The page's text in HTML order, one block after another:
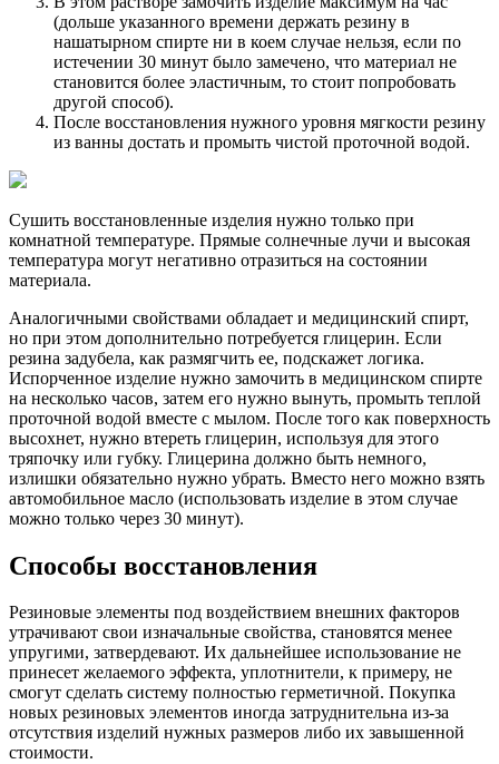
(дольше указанного времени держать резину в
нашатырном спирте ни в коем случае нельзя, если по
истечении 30 минут было замечено, что материал не
становится более эластичным, то стоит попробовать
другой способ).
После восстановления нужного уровня мягкости резину
из ванны достать и промыть чистой проточной водой.
Сушить восстановленные изделия нужно только при
комнатной температуре. Прямые солнечные лучи и высокая
температура могут негативно отразиться на состоянии
материала.
Аналогичными свойствами обладает и медицинский спирт,
но при этом дополнительно потребуется глицерин. Если
резина задубела, как размягчить ее, подскажет логика.
Испорченное изделие нужно замочить в медицинском спирте
на несколько часов, затем его нужно вынуть, промыть теплой
проточной водой вместе с мылом. После того как поверхность
высохнет, нужно втереть глицерин, используя для этого
тряпочку или губку. Глицерина должно быть немного,
излишки обязательно нужно убрать. Вместо него можно взять
автомобильное масло (использовать изделие в этом случае
можно только через 30 минут).
Способы восстановления
Резиновые элементы под воздействием внешних факторов
утрачивают свои изначальные свойства, становятся менее
упругими, затвердевают. Их дальнейшее использование не
принесет желаемого эффекта, уплотнители, к примеру, не
смогут сделать систему полностью герметичной. Покупка
новых резиновых элементов иногда затруднительна из-за
отсутствия изделий нужных размеров либо их завышенной
стоимости.